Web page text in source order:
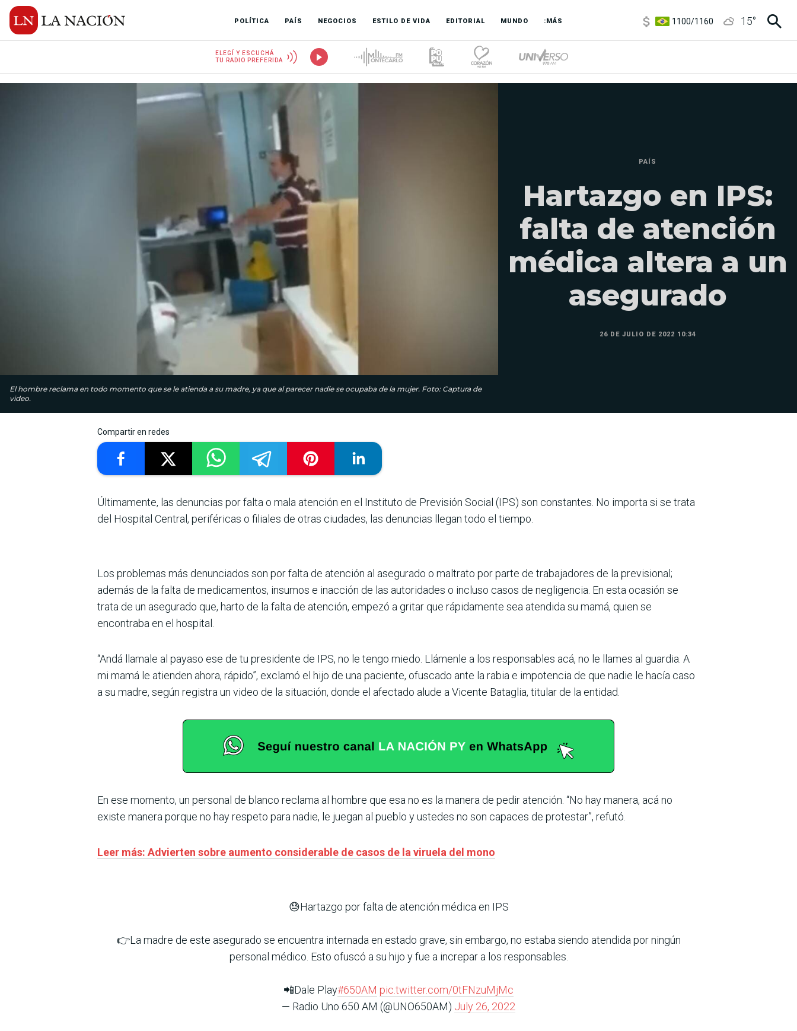
POLÍTICA PAÍS NEGOCIOS ESTILO DE VIDA EDITORIAL MUNDO :MÁS
3,8/4
15°
ELEGÍ Y ESCUCHÁ
TU RADIO PREFERIDA
El hombre reclama en todo momento que se le atienda a su madre, ya que al parecer nadie se ocupaba de la mujer. Foto: Captura de
video.
PAÍS
Hartazgo en IPS:
falta de atención
médica altera a un
asegurado
26 DE JULIO DE 2022 10:34
Compartir en redes
Últimamente, las denuncias por falta o mala atención en el Instituto de Previsión Social (IPS) son constantes. No importa si se trata
del Hospital Central, periféricas o filiales de otras ciudades, las denuncias llegan todo el tiempo.
Los problemas más denunciados son por falta de atención al asegurado o maltrato por parte de trabajadores de la previsional;
además de la falta de medicamentos, insumos e inacción de las autoridades o incluso casos de negligencia. En esta ocasión se
trata de un asegurado que, harto de la falta de atención, empezó a gritar que rápidamente sea atendida su mamá, quien se
encontraba en el hospital.
“Andá llamale al payaso ese de tu presidente de IPS, no le tengo miedo. Llámenle a los responsables acá, no le llames al guardia. A
mi mamá le atienden ahora, rápido”, exclamó el hijo de una paciente, ofuscado ante la rabia e impotencia de que nadie le hacía caso
a su madre, según registra un video de la situación, donde el afectado alude a Vicente Bataglia, titular de la entidad.
En ese momento, un personal de blanco reclama al hombre que esa no es la manera de pedir atención. “No hay manera, acá no
existe manera porque no hay respeto para nadie, le juegan al pueblo y ustedes no son capaces de protestar”, refutó.
Leer más: Advierten sobre aumento considerable de casos de la viruela del mono
😓Hartazgo por falta de atención médica en IPS
👉La madre de este asegurado se encuentra internada en estado grave, sin embargo, no estaba siendo atendida por ningún
personal médico. Esto ofuscó a su hijo y fue a increpar a los responsables.
📲Dale Play#650AM pic.twitter.com/0tFNzuMjMc
— Radio Uno 650 AM (@UNO650AM) July 26, 2022